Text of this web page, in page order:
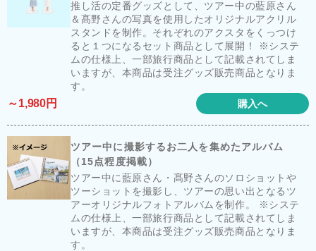
推し活の定番グッズとして、ツアー中の藍原さん
＆髙野さんの写真を使用したオリジナルアクリル
スタンドを制作。それぞれのアクスタをくっつけ
ると１つになるセット商品として展開！ ※システ
ムの仕様上、一部旅行商品として記載されてしま
いますが、本商品は受注グッズ販売商品となりま
す。
～1,980円 購入へ
ツアー中に撮影するお二人を集めたアルバム
（15点程度掲載）
ツアー中に藍原さん・髙野さんのソロショットや
ツーショットを撮影し、ツアーの思い出となるツ
アーオリジナルフォトアルバムを制作。 ※システ
ムの仕様上、一部旅行商品として記載されてしま
いますが、本商品は受注グッズ販売商品となりま
す。